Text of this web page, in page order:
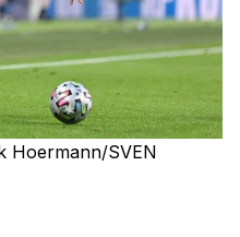
Hoermann/SVEN